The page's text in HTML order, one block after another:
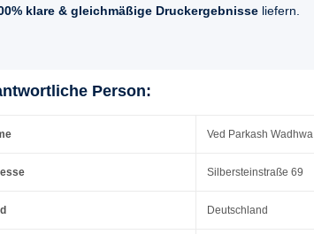
klare & gleichmäßige Druckergebnisse liefern.
Person:
Ved Parkash Wadhwa
Silbersteinstraße 69
Deutschland